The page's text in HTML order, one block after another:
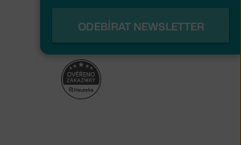
ODEBÍRAT NEWSLETTER
Instagram